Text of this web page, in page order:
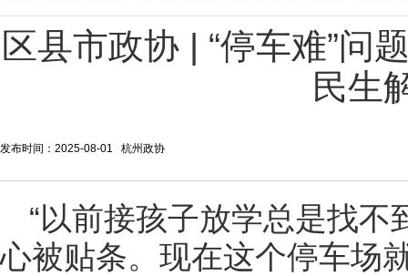
区县市政协 | “停车难”问
民生
发布时间：2025-08-01 杭州政协
“以前接孩子放学总是找
心被贴条。现在这个停车场